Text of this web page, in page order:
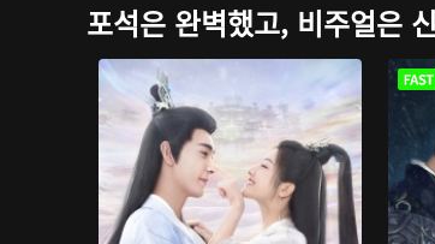
포석은 완벽했고, 비주얼은